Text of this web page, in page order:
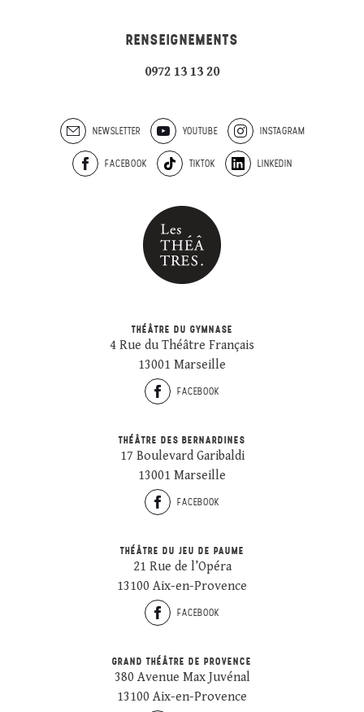
RENSEIGNEMENTS
0972 13 13 20
NEWSLETTER YOUTUBE INSTAGRAM
FACEBOOK TIKTOK LINKEDIN
THÉÂTRE DU GYMNASE
4 Rue du Théâtre Français
13001 Marseille
FACEBOOK
THÉÂTRE DES BERNARDINES
17 Boulevard Garibaldi
13001 Marseille
FACEBOOK
THÉÂTRE DU JEU DE PAUME
21 Rue de l’Opéra
13100 Aix-en-Provence
FACEBOOK
GRAND THÉÂTRE DE PROVENCE
380 Avenue Max Juvénal
13100 Aix-en-Provence